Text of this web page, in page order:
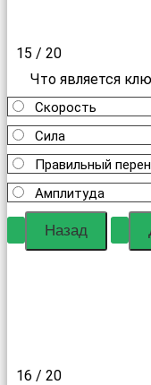
15 / 20
Что является
Скорость
Сила
Правильный
Амплитуда
16 / 20